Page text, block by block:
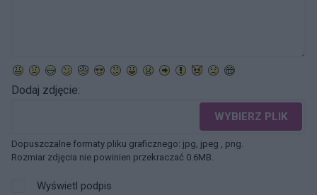
Dodaj zdjęcie:
WYBIERZ PLIK
Dopuszczalne formaty pliku graficznego: jpg, jpeg , png.
Rozmiar zdjęcia nie powinien przekraczać 0.6MB.
Wyświetl podpis